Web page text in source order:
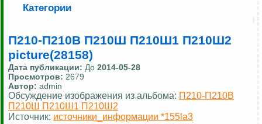
Категории
П210-П210В П210Ш П210Ш1 П210Ш2
picture(28158)
Дата публикации: До 2014-05-28
Просмотров: 2679
Автор: admin
Обсуждение изображения из альбома: П210-П210В
П210Ш П210Ш1 П210Ш2
Источник: источники_информации *155la3